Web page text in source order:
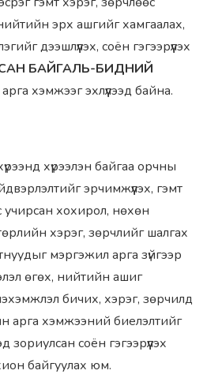
эрх ашгийг хамгаалах,
дээшлүүлэх, соён гэгээрүүлэх
БАЙГАЛЬ-БИДНИЙ
хэмжээг эхлүүлээд байна.
хүрээлэн байгаа орчны
эрчимжүүлэх, гэмт
учирсан хохирол, нөхөн
хэрэг, зөрчлийг шалгах
мэргэжил арга зүйгээр
өгөх, нийтийн ашиг
бичих, хэрэг, зөрчилд
арга хэмжээний биелэлтийг
зориулсан соён гэгээрүүлэх
байгуулах юм.